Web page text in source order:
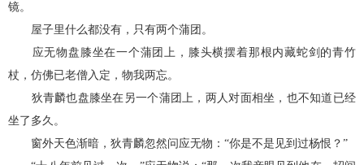
镜。
屋子里什么都没有，只有两个蒲团。
应无物盘膝坐在一个蒲团上，膝头横摆着那根内藏蛇剑的青竹
杖，仿佛已老僧入定，物我两忘。
狄青麟也盘膝坐在另一个蒲团上，两人对面相坐，也不知道已经
坐了多久。
窗外天色渐暗，狄青麟忽然问应无物：“你是不是见到过杨恨？”